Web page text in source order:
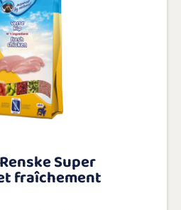
Super
fraîchement